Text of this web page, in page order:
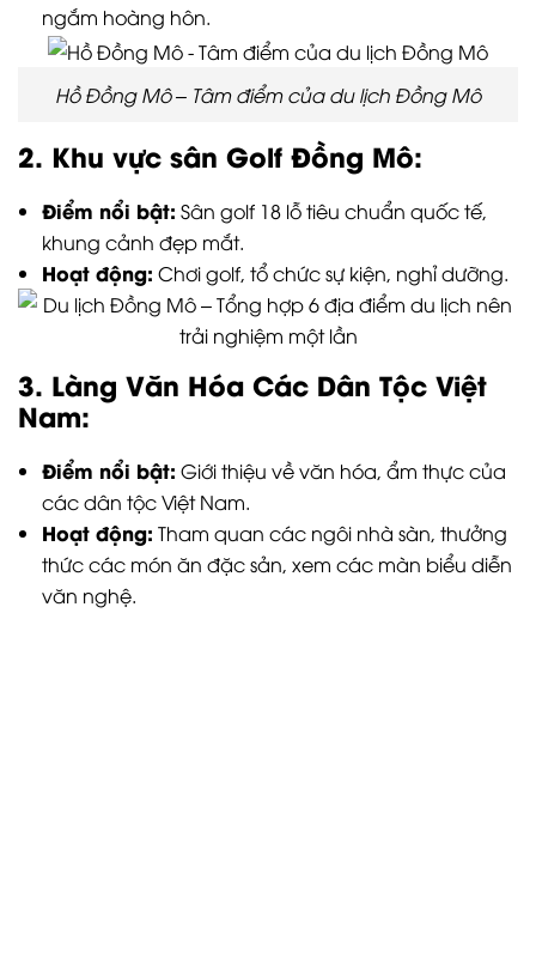
ngắm hoàng hôn.
Hồ Đồng Mô – Tâm điểm của du lịch Đồng Mô
2. Khu vực sân Golf Đồng Mô:
Điểm nổi bật: Sân golf 18 lỗ tiêu chuẩn quốc tế,
khung cảnh đẹp mắt.
Hoạt động: Chơi golf, tổ chức sự kiện, nghỉ dưỡng.
3. Làng Văn Hóa Các Dân Tộc Việt
Nam:
Điểm nổi bật: Giới thiệu về văn hóa, ẩm thực của
các dân tộc Việt Nam.
Hoạt động: Tham quan các ngôi nhà sàn, thưởng
thức các món ăn đặc sản, xem các màn biểu diễn
văn nghệ.